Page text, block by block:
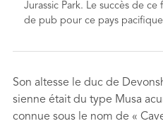
Jurassic Park. Le succès de
de pub pour ce pays
Son altesse le duc de
sienne était du type Musa
connue sous le nom de «